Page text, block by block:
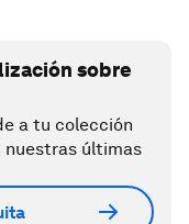
sobre
a tu colección
nuestras últimas